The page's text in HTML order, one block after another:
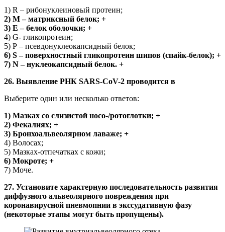
1) R – рибонуклеиновый протеин;
2) М – матриксный белок; +
3) Е – белок оболочки; +
4) G- гликопротеин;
5) Р – псевдонуклеокапсидный белок;
6) S – поверхностный гликопротеин шипов (спайк-белок); +
7) N – нуклеокапсидный белок. +
26. Выявление РНК SARS-CoV-2 проводится в
Выберите один или несколько ответов:
1) Мазках со слизистой носо-/ротоглотки; +
2) Фекалиях; +
3) Бронхоальвеолярном лаваже; +
4) Волосах;
5) Мазках-отпечатках с кожи;
6) Мокроте; +
7) Моче.
27. Установите характерную последовательность развития
диффузного альвеолярного повреждения при
коронавирусной пневмопнии в экссудативную фазу
(некоторые этапы могут быть пропущены).